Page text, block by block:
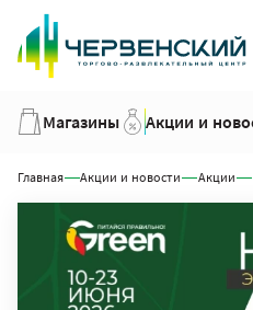
Магазины Акции и
Главная Акции и новости Акции